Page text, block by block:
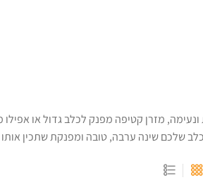
מזרן קטיפה מפנק לכלב גדול או
שלכם שינה ערבה, טובה ומפנקת שתכין